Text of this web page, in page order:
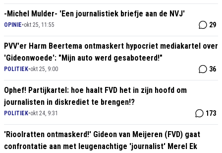
-Michel Mulder- 'Een journalistiek briefje aan de NVJ'
OPINIE•okt 25, 11:55 29
PVV'er Harm Beertema ontmaskert hypocriet mediakartel over
'Gideonwoede': "Mijn auto werd gesaboteerd!"
POLITIEK•okt 25, 9:00 36
Ophef! Partijkartel: hoe haalt FVD het in zijn hoofd om
journalisten in diskrediet te brengen!?
POLITIEK•okt 24, 9:31 173
'Rioolratten ontmaskerd!' Gideon van Meijeren (FVD) gaat
confrontatie aan met leugenachtige 'journalist' Merel Ek